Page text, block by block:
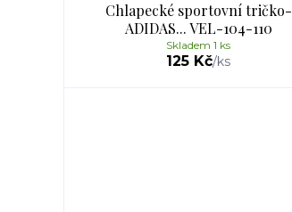
Chlapecké sportovní tričko-
ADIDAS... VEL-104-110
125 Kč/ks
Skladem 1 ks